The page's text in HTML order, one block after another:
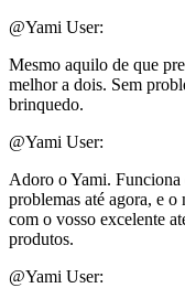
@Yami User:
Mesmo aquilo de que
melhor a dois. Sem
brinquedo.
@Yami User:
Adoro o Yami. Funciona
problemas até agora, e
com o vosso excelente
produtos.
@Yami User: